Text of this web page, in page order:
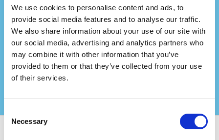
We use cookies to personalise content and ads, to
provide social media features and to analyse our traffic.
We also share information about your use of our site with
our social media, advertising and analytics partners who
may combine it with other information that you’ve
provided to them or that they’ve collected from your use
of their services.
Selection
Necessary
Representa uma empresa
de consultoria?
Faça parceria connosco e crie ainda mais valor
para os seus clientes certificados!
Contacte-nos para mais informações